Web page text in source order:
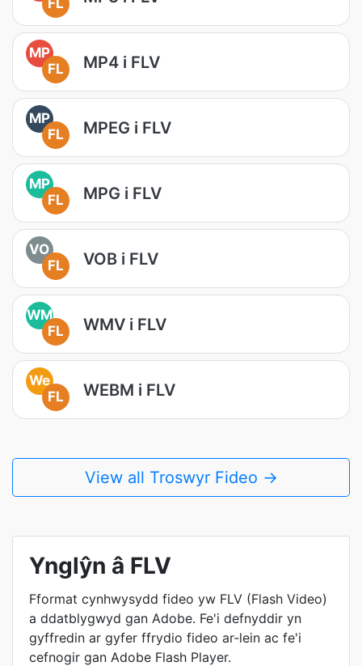
FL
MP
FL
MP4 i FLV
MP
FL
MPEG i FLV
MP
FL
MPG i FLV
VO
FL
VOB i FLV
WM
FL
WMV i FLV
We
FL
WEBM i FLV
View all Troswyr Fideo →
Ynglŷn â FLV
Fformat cynhwysydd fideo yw FLV (Flash Video)
a ddatblygwyd gan Adobe. Fe'i defnyddir yn
gyffredin ar gyfer ffrydio fideo ar-lein ac fe'i
cefnogir gan Adobe Flash Player.